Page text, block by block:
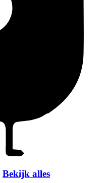
Bekijk alles